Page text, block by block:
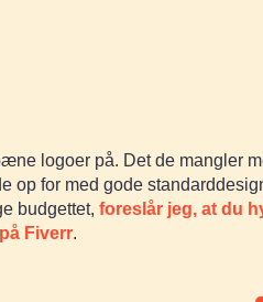
logoer på. Det de mangler
op for med gode
budgettet,foreslår jeg, at du
Fiverr.